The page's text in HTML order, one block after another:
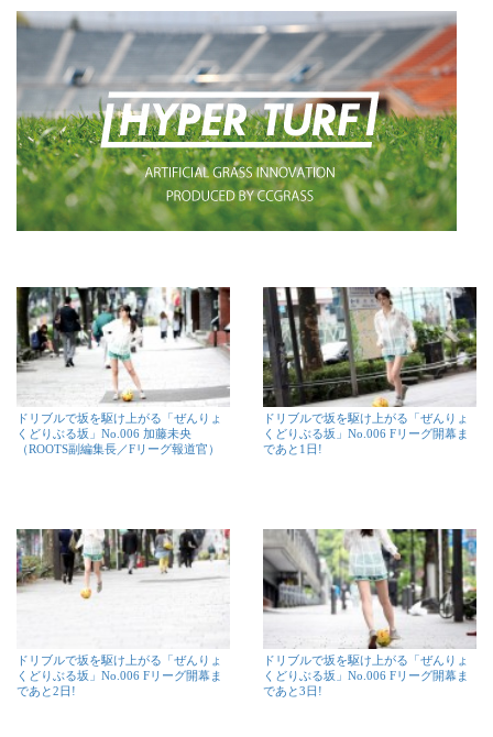
ドリブルで坂を駆け上がる「ぜんりょ
くどりぶる坂」No.006 加藤未央
（ROOTS副編集長／Fリーグ報道官）
ドリブルで坂を駆け上がる「ぜんりょ
くどりぶる坂」No.006 Fリーグ開幕ま
であと1日!
ドリブルで坂を駆け上がる「ぜんりょ
くどりぶる坂」No.006 Fリーグ開幕ま
であと2日!
ドリブルで坂を駆け上がる「ぜんりょ
くどりぶる坂」No.006 Fリーグ開幕ま
であと3日!